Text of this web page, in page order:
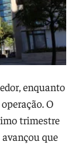
enquanto
O
trimestre
que